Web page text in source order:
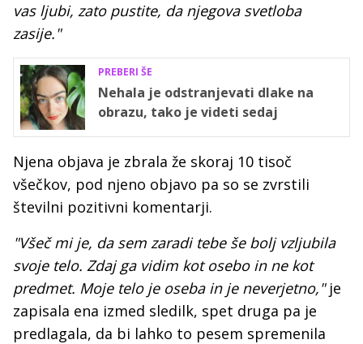
vas ljubi, zato pustite, da njegova svetloba
zasije."
PREBERI ŠE
Nehala je odstranjevati dlake na
obrazu, tako je videti sedaj
Njena objava je zbrala že skoraj 10 tisoč
všečkov, pod njeno objavo pa so se zvrstili
številni pozitivni komentarji.
"Všeč mi je, da sem zaradi tebe še bolj vzljubila
svoje telo. Zdaj ga vidim kot osebo in ne kot
predmet. Moje telo je oseba in je neverjetno," je
zapisala ena izmed sledilk, spet druga pa je
predlagala, da bi lahko to pesem spremenila